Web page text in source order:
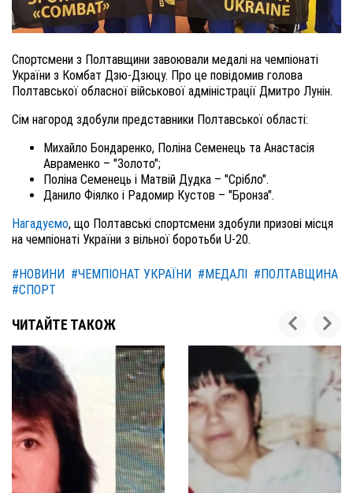
Спортсмени з Полтавщини завоювали медалі на чемпіонаті
України з Комбат Дзю-Дзюцу. Про це повідомив голова
Полтавської обласної військової адміністрації Дмитро Лунін.
Сім нагород здобули представники Полтавської області:
Михайло Бондаренко, Поліна Семенець та Анастасія
Авраменко – "Золото";
Поліна Семенець і Матвій Дудка – "Срібло".
Данило Фіялко і Радомир Кустов – "Бронза".
Нагадуємо, що Полтавські спортсмени здобули призові місця
на чемпіонаті України з вільної боротьби U-20.
#НОВИНИ #ЧЕМПІОНАТ УКРАЇНИ #МЕДАЛІ #ПОЛТАВЩИНА
#СПОРТ
ЧИТАЙТЕ ТАКОЖ